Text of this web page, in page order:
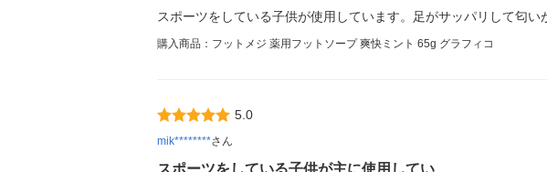
スポーツをしている子供が使用しています。足がサッパリして匂
購入商品：フットメジ 薬用フットソープ 爽快ミント 65g グラフィコ
5.0
mik********さん
スポーツをしている子供が主に使用してい…